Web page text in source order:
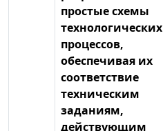
простые схемы
технологических
процессов,
обеспечивая их
соответствие
техническим
заданиям,
действующим